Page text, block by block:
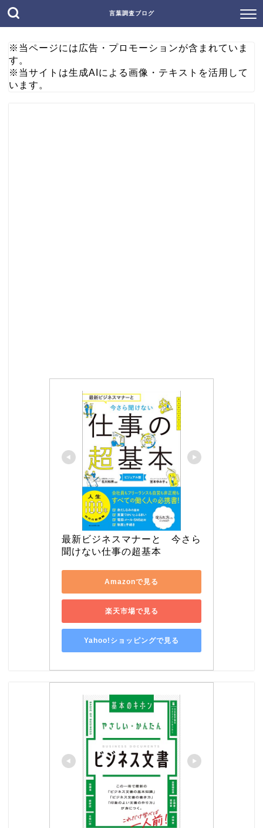
言葉調査ブログ
※当ページには広告・プロモーションが含まれていま
す。
※当サイトは生成AIによる画像・テキストを活用して
います。
最新ビジネスマナーと　今さら
聞けない仕事の超基本
Amazonで見る
楽天市場で見る
Yahoo!ショッピングで見る